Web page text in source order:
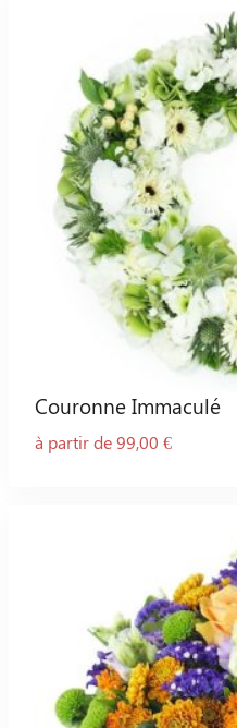
Couronne Immaculé
à partir de 99,00 €